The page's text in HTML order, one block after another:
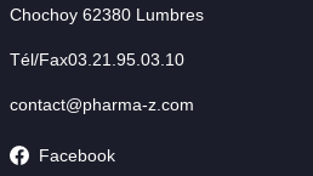
Chochoy 62380 Lumbres
Tél/Fax03.21.95.03.10
contact@pharma-z.com
Facebook